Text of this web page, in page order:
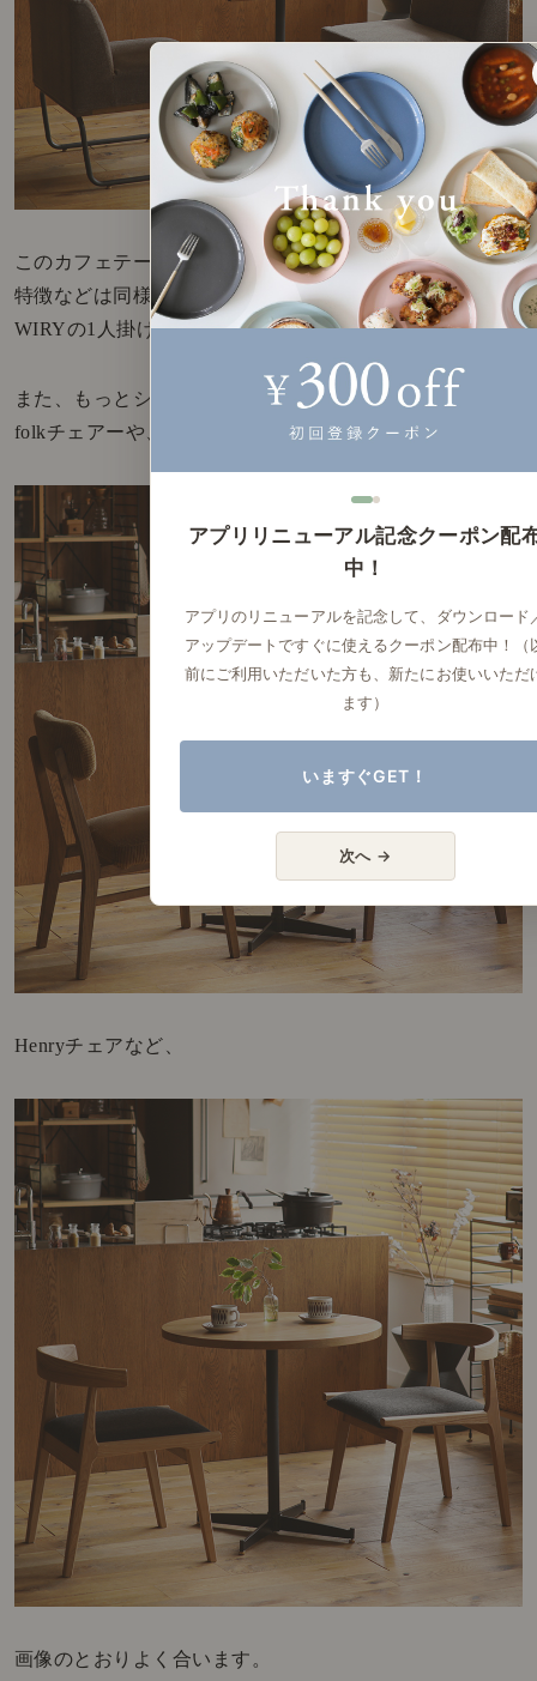
このカフェテーブルはWIRYシリーズなので、天板の
特徴などは同様です。デザインも合わせてあるので、
WIRYの1人掛けソファは、よく似合います。
また、もっとシンプルなチェアーで言うと、
folkチェアーや、
Henryチェアなど、
画像のとおりよく合います。
アプリリニューアル記念クーポン配
中！
アプリのリニューアルを記念して、ダウンロード
アップデートですぐに使えるクーポン配布中！（
前にご利用いただいた方も、新たにお使いいただ
ます）
いますぐGET！
次へ →